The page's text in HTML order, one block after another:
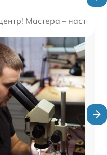
Мастера –